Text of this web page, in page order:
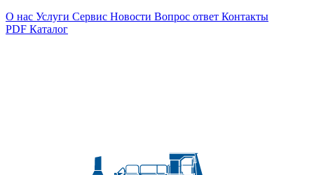
О нас Услуги Сервис Новости Вопрос ответ Контакты
PDF Каталог